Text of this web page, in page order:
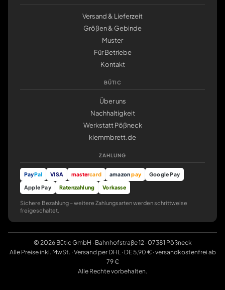
Versand & Lieferzeit
Größen & Gebinde
Muster
Für Betriebe
Kontakt
BÜTIC
Über uns
Nachhaltigkeit
Werkstatt Pößneck
klemmbrett.de
ZAHLUNG
PayPal VISA mastercard amazonpay
Google Pay
Apple Pay
Ratenzahlung Vorkasse
Sichere Bezahlung – weitere Zahlungsarten werden schrittweise
freigeschaltet.
© 2026 Bütic GmbH · Bahnhofstraße 12 · 07381 Pößneck
Alle Preise inkl. MwSt. · Versand per DHL · DE 5,90 € · versandkostenfrei ab
79 €
Alle Rechte vorbehalten.